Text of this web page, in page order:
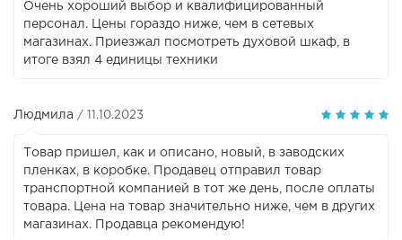
Очень хороший выбор и квалифицированный
персонал. Цены гораздо ниже, чем в сетевых
магазинах. Приезжал посмотреть духовой шкаф, в
итоге взял 4 единицы техники
Людмила / 11.10.2023
Товар пришел, как и описано, новый, в заводских
пленках, в коробке. Продавец отправил товар
транспортной компанией в тот же день, после оплаты
товара. Цена на товар значительно ниже, чем в других
магазинах. Продавца рекомендую!